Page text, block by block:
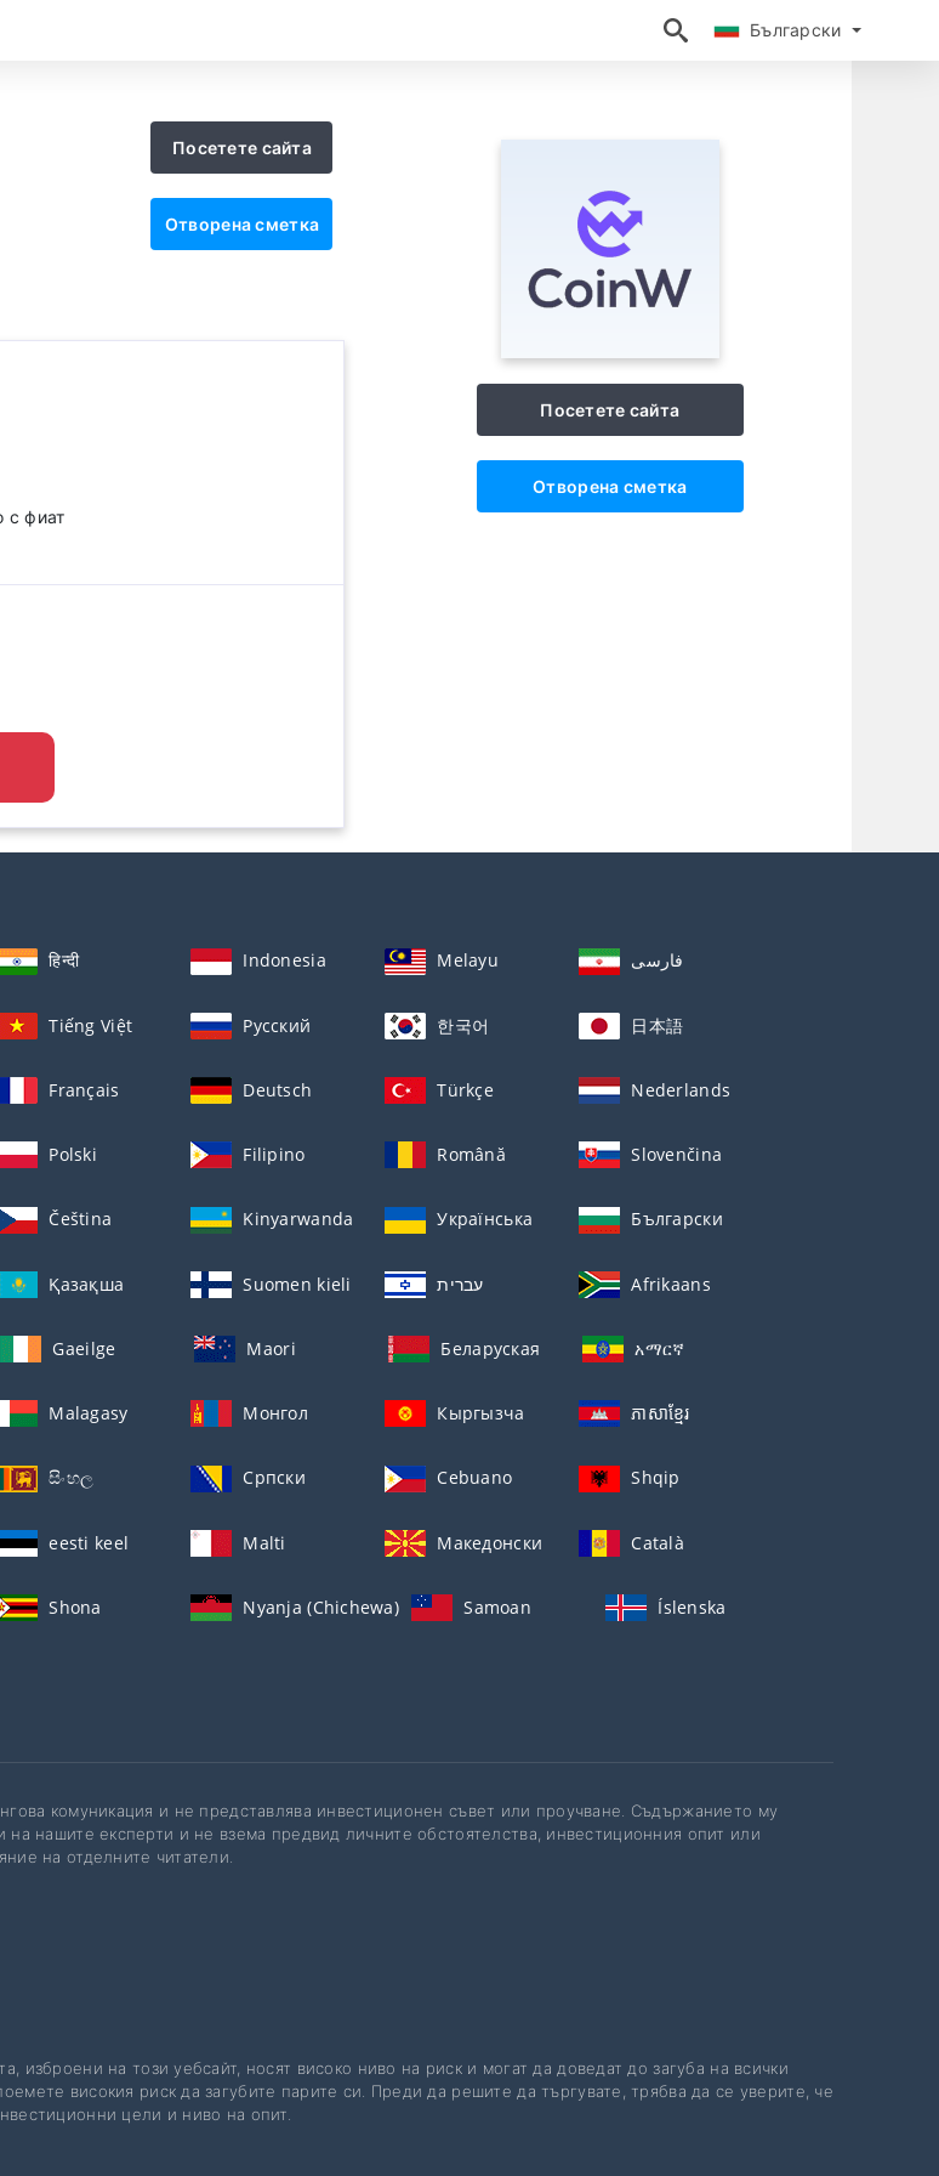
Български
Български
Посетете сайта
Отворена сметка
с фиат
Посетете сайта
Отворена сметка
हिन्दी Indonesia Melayu فارسی
Tiếng Việt Русский 한국어 日本語
Français Deutsch Türkçe Nederlands
Polski Filipino Română Slovenčina
Čeština Kinyarwanda Українська Български
Қазақша Suomen kieli עברית Afrikaans
Gaeilge Maori Беларуская አማርኛ
Malagasy Монгол Кыргызча ភាសាខ្មែរ
සිංහල Српски Cebuano Shqip
eesti keel Malti Македонски Català
Shona Nyanja (Chichewa) Samoan Íslenska
комуникация и не представлява инвестиционен съвет или проучване. Съдържанието му
на нашите експерти и не взема предвид личните обстоятелства, инвестиционния опит или
на отделните читатели.
изброени на този уебсайт, носят високо ниво на риск и могат да доведат до загуба на всички
високия риск да загубите парите си. Преди да решите да търгувате, трябва да се уверите, че
цели и ниво на опит.